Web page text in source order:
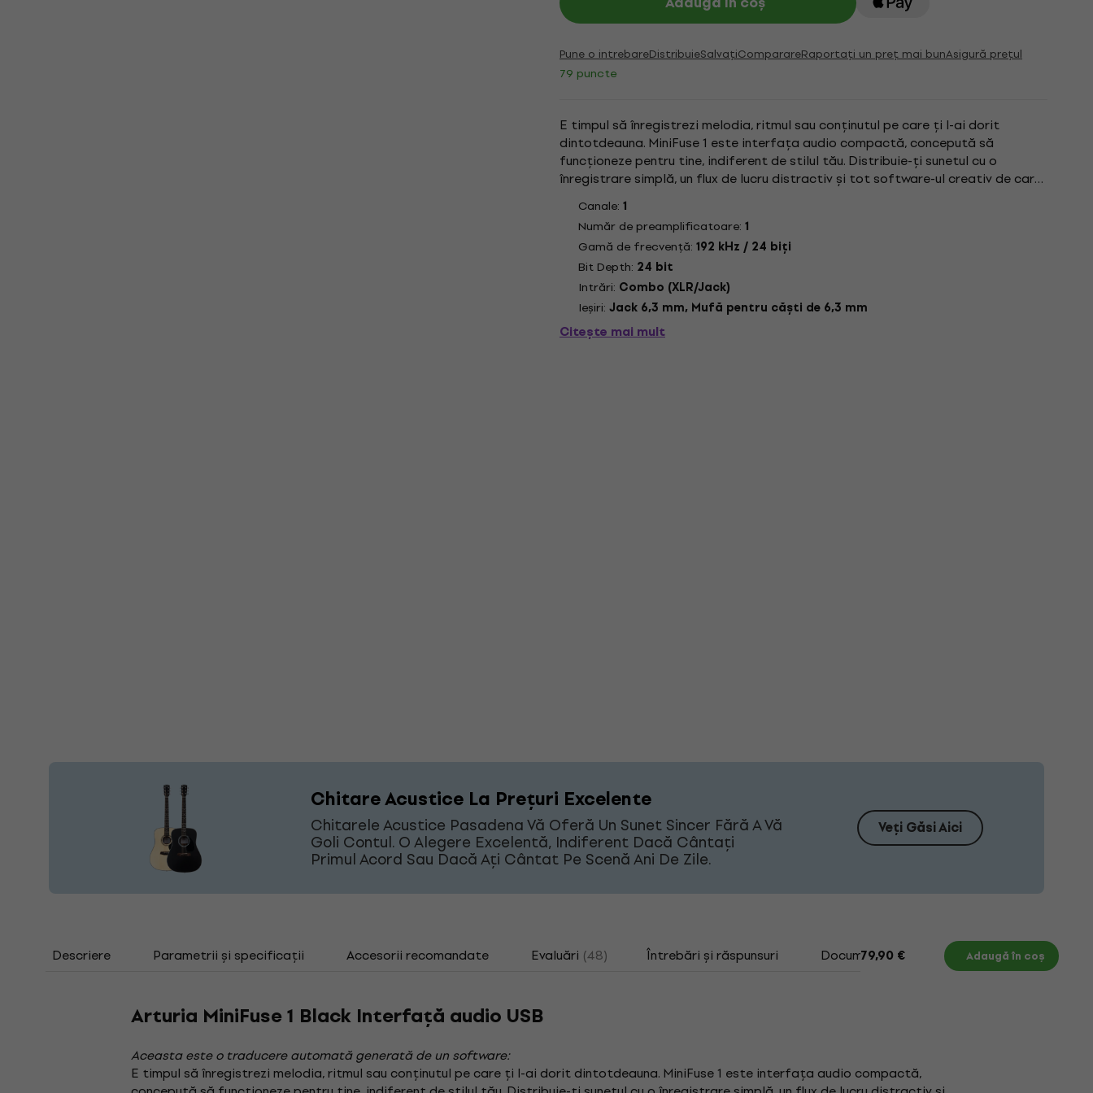
Pune o intrebareDistribuieSalvațiComparareRaportați un preț mai bunAsigură prețul
79 puncte
E timpul să înregistrezi melodia, ritmul sau conținutul pe care ți l-ai dorit
dintotdeauna. MiniFuse 1 este interfața audio compactă, concepută să
funcționeze pentru tine, indiferent de stilul tău. Distribuie-ți sunetul cu o
înregistrare simplă, un flux de lucru distractiv și tot software-ul creativ de care
vei avea vreodată nevoie. Indiferent...
Canale: 1
Număr de preamplificatoare: 1
Gamă de frecvenţă: 192 kHz / 24 biți
Bit Depth: 24 bit
Intrări: Combo (XLR/Jack)
Ieşiri: Jack 6,3 mm, Mufă pentru căști de 6,3 mm
Citește mai mult
Chitare Acustice La Prețuri Excelente
Chitarele Acustice Pasadena Vă Oferă Un Sunet Sincer Fără A Vă
Goli Contul. O Alegere Excelentă, Indiferent Dacă Cântați
Primul Acord Sau Dacă Ați Cântat Pe Scenă Ani De Zile.
Veți Găsi Aici
Descriere Parametrii și specificații Accesorii recomandate Evaluări (48) Întrebări și răspunsuri Documente Cum să alegi o interfață
79,90 € Adaugă în coș
Arturia MiniFuse 1 Black Interfață audio USB
Aceasta este o traducere automată generată de un software:
E timpul să înregistrezi melodia, ritmul sau conținutul pe care ți l-ai dorit dintotdeauna. MiniFuse 1 este interfața audio compactă,